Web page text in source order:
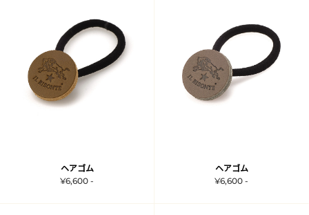
ヘアゴム
¥6,600 -
ヘアゴム
¥6,600 -